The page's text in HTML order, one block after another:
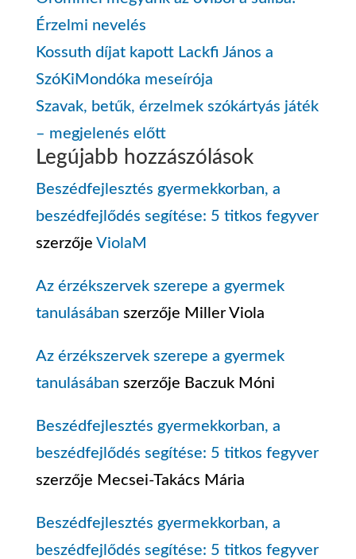
Érzelmi nevelés
Kossuth díjat kapott Lackfi János a
SzóKiMondóka meseírója
Szavak, betűk, érzelmek szókártyás játék
– megjelenés előtt
Legújabb hozzászólások
Beszédfejlesztés gyermekkorban, a
beszédfejlődés segítése: 5 titkos fegyver
szerzője ViolaM
Az érzékszervek szerepe a gyermek
tanulásában szerzője Miller Viola
Az érzékszervek szerepe a gyermek
tanulásában szerzője Baczuk Móni
Beszédfejlesztés gyermekkorban, a
beszédfejlődés segítése: 5 titkos fegyver
szerzője Mecsei-Takács Mária
Beszédfejlesztés gyermekkorban, a
beszédfejlődés segítése: 5 titkos fegyver